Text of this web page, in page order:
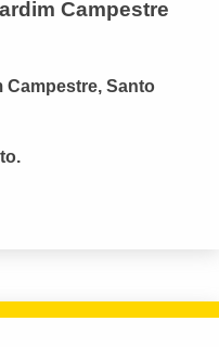
Campestre
Campestre, Santo